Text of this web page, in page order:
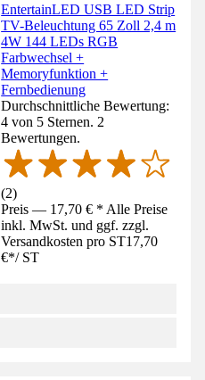
EntertainLED USB LED Strip
TV-Beleuchtung 65 Zoll 2,4 m
4W 144 LEDs RGB
Farbwechsel +
Memoryfunktion +
Fernbedienung
Durchschnittliche Bewertung:
4 von 5 Sternen. 2
Bewertungen.
(2)
Preis — 17,70 € * Alle Preise
inkl. MwSt. und ggf. zzgl.
Versandkosten pro ST17,70
€*/ ST